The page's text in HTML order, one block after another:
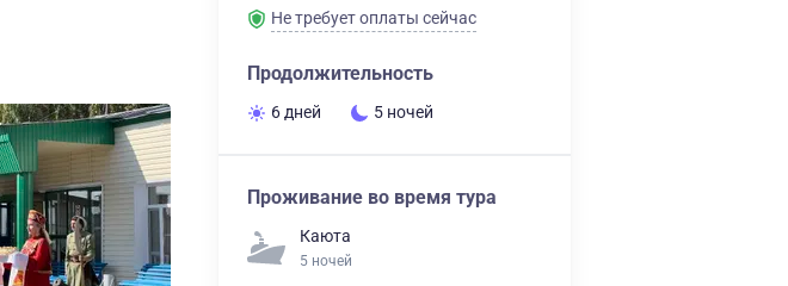
Не требует оплаты сейчас
Продолжительность
6 дней 5 ночей
Проживание во время тура
Каюта
5 ночей